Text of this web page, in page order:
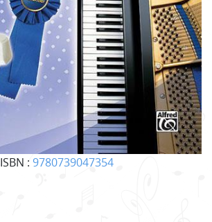
ISBN : 9780739047354